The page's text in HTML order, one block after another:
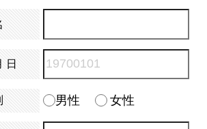
日
男性 女性